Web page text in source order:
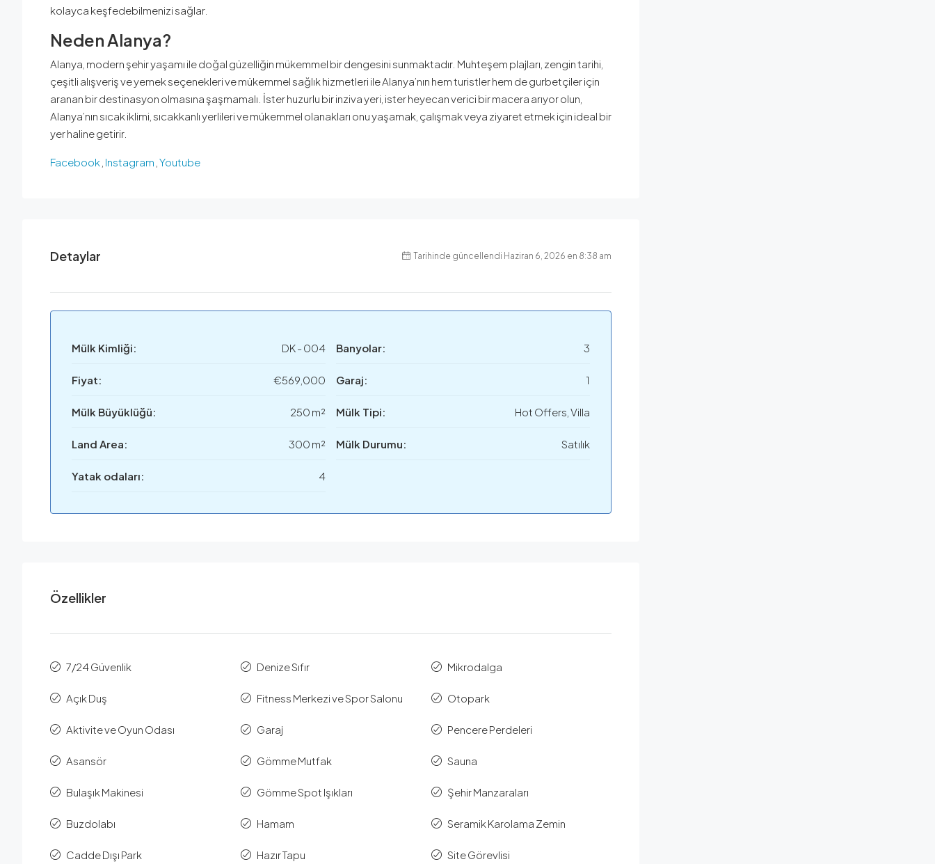
kolayca keşfedebilmenizi sağlar.
Neden Alanya?
Alanya, modern şehir yaşamı ile doğal güzelliğin mükemmel bir dengesini sunmaktadır. Muhteşem plajları, zengin tarihi,
çeşitli alışveriş ve yemek seçenekleri ve mükemmel sağlık hizmetleri ile Alanya’nın hem turistler hem de gurbetçiler için
aranan bir destinasyon olmasına şaşmamalı. İster huzurlu bir inziva yeri, ister heyecan verici bir macera arıyor olun,
Alanya’nın sıcak iklimi, sıcakkanlı yerlileri ve mükemmel olanakları onu yaşamak, çalışmak veya ziyaret etmek için ideal bir
yer haline getirir.
Facebook Instagram Youtube
Detaylar Tarihinde güncellendi Haziran 6, 2026 en 8:38 am
Mülk Kimliği: DK - 004
Fiyat: €569,000
Mülk Büyüklüğü: 250 m²
Land Area: 300 m²
Yatak odaları: 4
Banyolar: 3
Garaj: 1
Mülk Tipi: Hot Offers, Villa
Mülk Durumu: Satılık
Özellikler
7/24 Güvenlik
Açık Duş
Aktivite ve Oyun Odası
Asansör
Bulaşık Makinesi
Buzdolabı
Cadde Dışı Park
Denize Sıfır
Fitness Merkezi ve Spor Salonu
Garaj
Gömme Mutfak
Gömme Spot Işıkları
Hamam
Hazır Tapu
Mikrodalga
Otopark
Pencere Perdeleri
Sauna
Şehir Manzaraları
Seramik Karolama Zemin
Site Görevlisi